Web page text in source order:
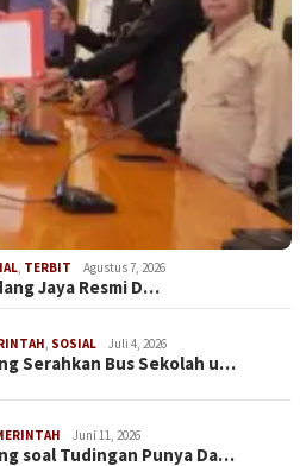
, TERBIT Agustus 7, 2026
Jaya Resmi D…
, SOSIAL Juli 4, 2026
Serahkan Bus Sekolah u…
Juni 11, 2026
soal Tudingan Punya Da…